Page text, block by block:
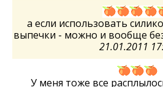
а если использовать
выпечки - можно и вообще без
21.01.2011
У меня тоже все